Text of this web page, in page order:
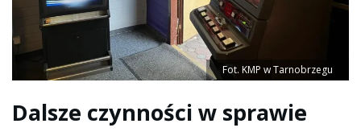
Fot. KMP w Tarnobrzegu
Dalsze czynności w sprawie